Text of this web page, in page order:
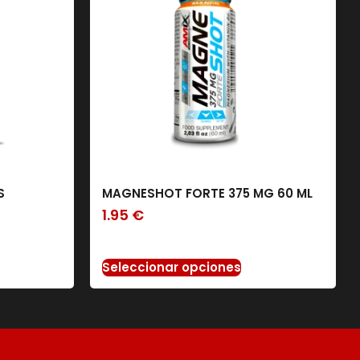
MAGNESHOT FORTE 375 MG 60 ML
1.95 €
Seleccionar opciones